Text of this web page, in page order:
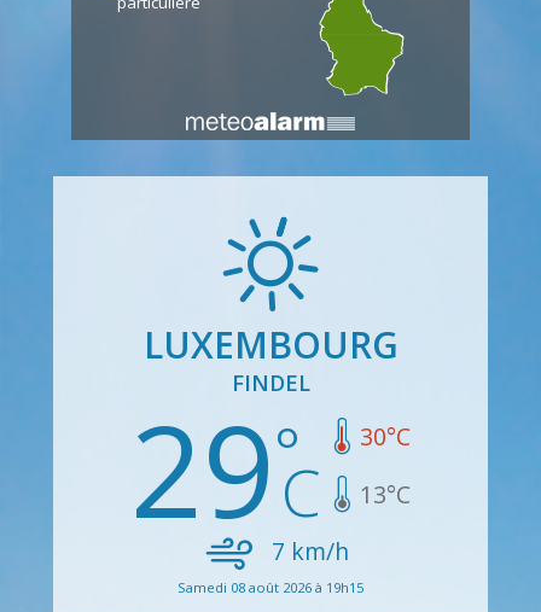
LUXEMBOURG
FINDEL
29 30°C
13°C
7 km/h
Samedi 08 août 2026 à 19h15